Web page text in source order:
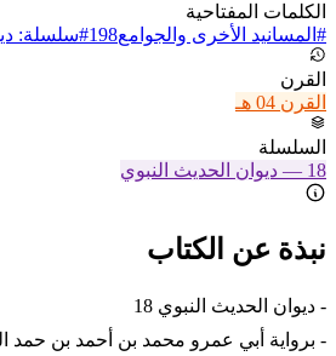
الكلمات المفتاحية
# المسانيد الأخرى والجوامع198
#سلسلة:
القرن
القرن 04 هـ
السلسلة
18
— ديوان الحديث النبوي
نبذة عن الكتاب
- ديوان الحديث النبوي 18
- برواية أبي عمرو محمد بن أحمد بن حمد